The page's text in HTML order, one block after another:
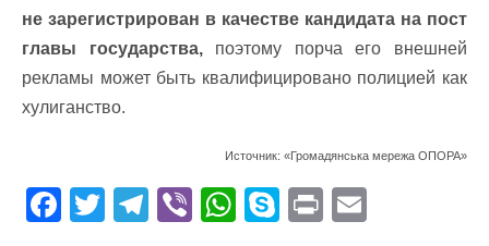
не зарегистрирован в качестве кандидата на пост
главы государства,поэтому порча его внешней
рекламы может быть квалифицировано полицией как
хулиганство.
Источник: «Громадянська мережа ОПОРА»
F T T Vi W S Pr